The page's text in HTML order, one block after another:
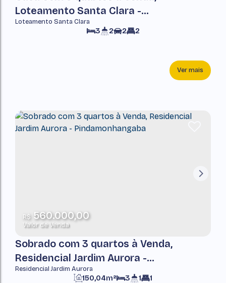
Loteamento Santa Clara -
Pindamonhangaba
Loteamento Santa Clara
3 2 2
2
Ver mais
R$560.000,00
Valor de Venda
Sobrado com 3 quartos à Venda,
Residencial Jardim Aurora -
Pindamonhangaba
Residencial Jardim Aurora
3 1
150,04m² 1